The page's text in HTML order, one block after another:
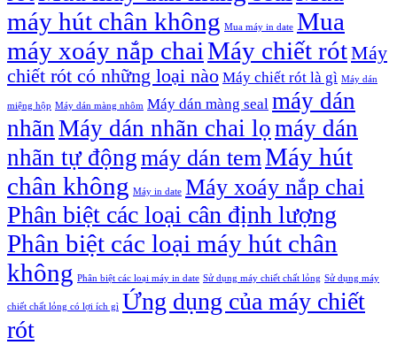
máy hút chân không Mua máy in date Mua
máy xoáy nắp chaiMáy chiết rótMáy
chiết rót có những loại nào Máy chiết rót là gì Máy dán
miệng hộp Máy dán màng nhôm Máy dán màng seal máy dán
nhãnMáy dán nhãn chai lọmáy dán
nhãn tự độngmáy dán temMáy hút
chân không Máy in date Máy xoáy nắp chai
Phân biệt các loại cân định lượng
Phân biệt các loại máy hút chân
không Phân biệt các loại máy in date Sử dụng máy chiết chất lỏng Sử dụng máy
chiết chất lỏng có lợi ích gì Ứng dụng của máy chiết
rót